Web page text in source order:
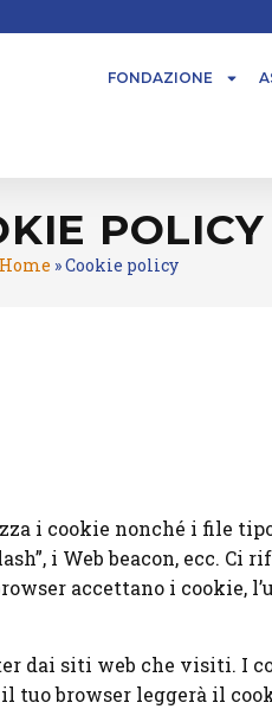
FONDAZIONE
POLICY
Home »Cookie policy
i cookie nonché i file
i Web beacon, ecc.
accettano i cookie,
dai siti web che visiti. I
tuo browser leggerà il